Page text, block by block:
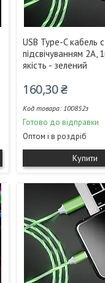
USB Type-C кабель
підсвічуванням 2А,
якість - зелений
160,30 ₴
100852з
Готово до відправки
Оптом і в роздріб
Купити